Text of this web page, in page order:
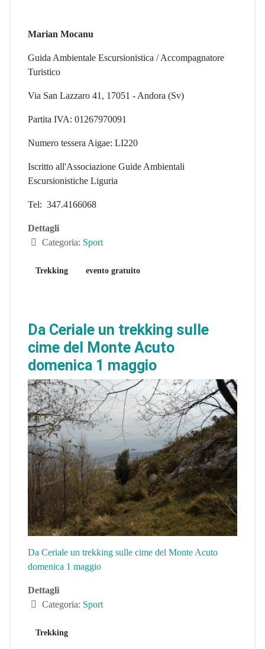
Marian Mocanu
Guida Ambientale Escursionistica / Accompagnatore
Turistico
Via San Lazzaro 41, 17051 - Andora (Sv)
Partita IVA: 01267970091
Numero tessera Aigae: LI220
Iscritto all'Associazione Guide Ambientali
Escursionistiche Liguria
Tel: 347.4166068
Dettagli
Categoria: Sport
Trekking evento gratuito
Da Ceriale un trekking sulle
cime del Monte Acuto
domenica 1 maggio
Da Ceriale un trekking sulle cime del Monte Acuto
domenica 1 maggio
Dettagli
Categoria: Sport
Trekking